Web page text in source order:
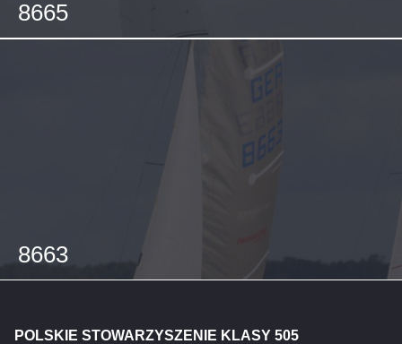
8665
8663
POLSKIE STOWARZYSZENIE KLASY 505